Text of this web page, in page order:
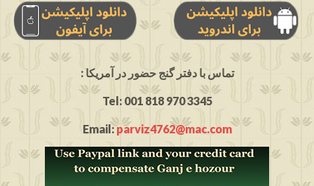
: تماس با دفتر گنج حضور در آمریکا
Tel: 001 818 970 3345
Email:parviz4762@mac.com